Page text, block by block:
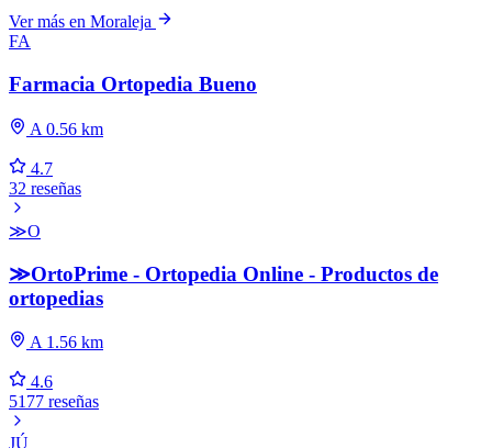
Ver más en Moraleja
FA
Farmacia Ortopedia Bueno
A 0.56 km
4.7
32 reseñas
≫O
≫OrtoPrime - Ortopedia Online - Productos de
ortopedias
A 1.56 km
4.6
5177 reseñas
JÚ